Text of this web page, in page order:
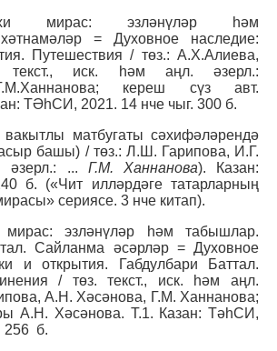
мирас: эзләнүләр һәм
= Духовное наследие:
Путешествия / төз.: А.Х.Алиева,
текст., иск. һәм аңл. әзерл.:
кереш сүз авт.
ТӘһСИ, 2021. 14 нче чыг. 300 б.
вакытлы матбугаты сәхифәләрендә
башы) / төз.: Л.Ш. Гарипова, И.Г.
әзерл.: ... Г.М. Ханнанова). Казан:
б. («Чит илләрдәге татарларның
сериясе. 3 нче китап).
эзләнүләр һәм табышлар.
Сайланма әсәрләр = Духовное
и открытия. Габдулбари Баттал.
/ төз. текст., иск. һәм аңл.
А.Н. Хәсәнова, Г.М. Ханнанова;
А.Н. Хәсәнова. Т.1. Казан: ТәһСИ,
256 б.